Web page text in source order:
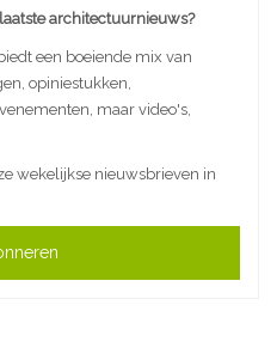
architectuurnieuws?
een boeiende mix van
opiniestukken,
maar video's,
wekelijkse nieuwsbrieven in